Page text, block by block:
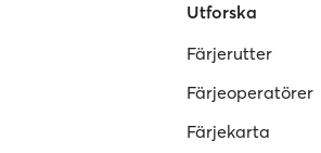
Utforska
Färjerutter
Färjeoperatörer
Färjekarta